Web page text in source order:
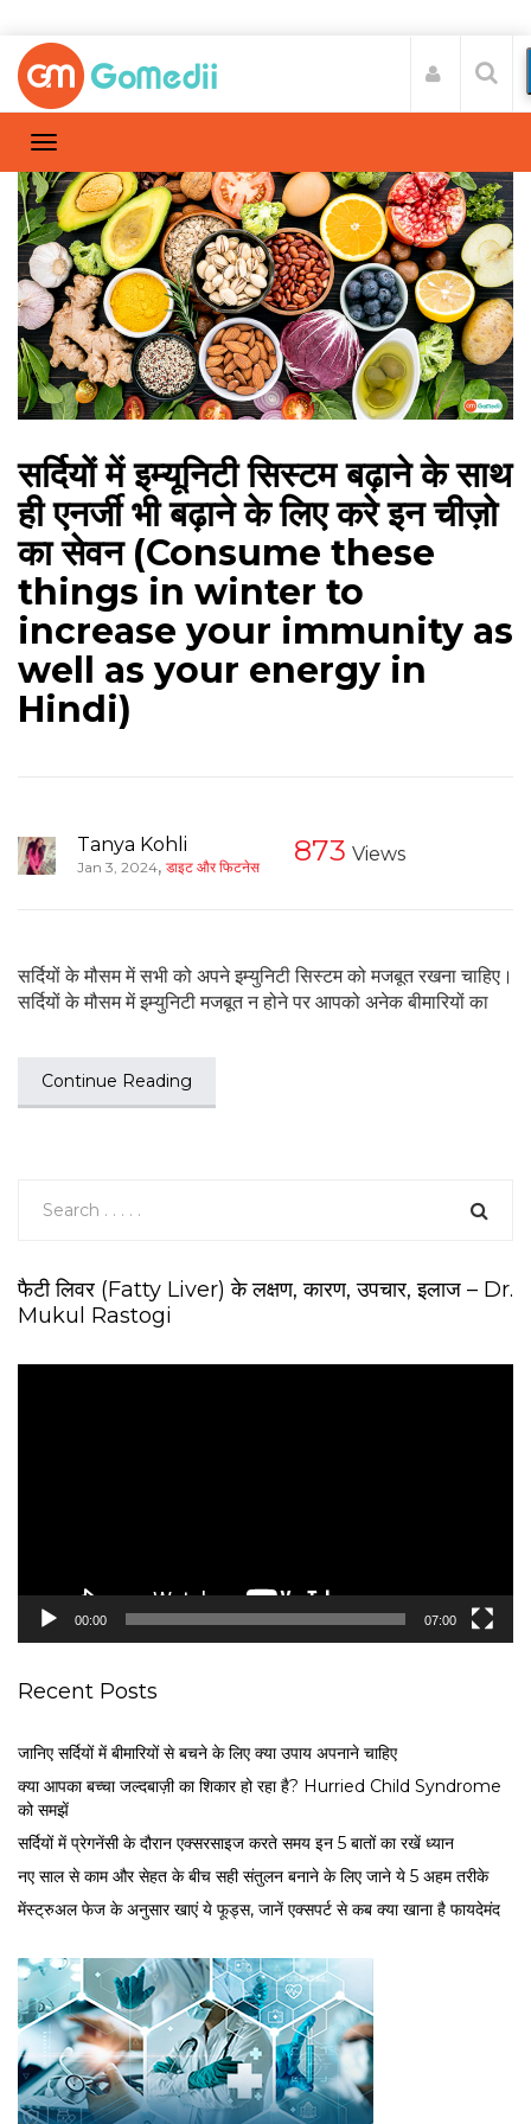
सर्दियों में इम्यूनिटी सिस्टम बढ़ाने के साथ
ही एनर्जी भी बढ़ाने के लिए करे इन चीज़ो
का सेवन (Consume these
things in winter to
increase your immunity as
well as your energy in
Hindi)
Tanya Kohli
Jan 3, 2024, डाइट और फिटनेस 873 Views
सर्दियों के मौसम में सभी को अपने इम्युनिटी सिस्टम को मजबूत रखना चाहिए।
सर्दियों के मौसम में इम्युनिटी मजबूत न होने पर आपको अनेक बीमारियों का
Continue Reading
फैटी लिवर (Fatty Liver) के लक्षण, कारण, उपचार, इलाज – Dr.
Mukul Rastogi
00:00 07:00
Recent Posts
जानिए सर्दियों में बीमारियों से बचने के लिए क्या उपाय अपनाने चाहिए
क्या आपका बच्चा जल्दबाज़ी का शिकार हो रहा है? Hurried Child Syndrome
को समझें
सर्द‍ियों में प्रेगनेंसी के दौरान एक्सरसाइज करते समय इन 5 बातों का रखें ध्यान
नए साल से काम और सेहत के बीच सही संतुलन बनाने के लिए जाने ये 5 अहम तरीके
मेंस्ट्रुअल फेज के अनुसार खाएं ये फूड्स, जानें एक्सपर्ट से कब क्या खाना है फायदेमंद